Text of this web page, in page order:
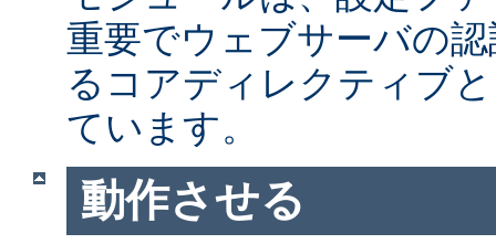
重要でウェブサーバの
るコアディレクティブ
ています。
動作させる